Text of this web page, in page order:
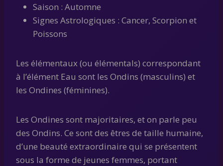
Saison : Automne
Signes Astrologiques : Cancer, Scorpion et
Poissons
Les élémentaux (ou élémentals) correspondant
à l’élément Eau sont les Ondins (masculins) et
les Ondines (féminines).
Les Ondines sont majoritaires, et on parle peu
des Ondins. Ce sont des êtres de taille humaine,
d’une beauté extraordinaire qui se présentent
sous la forme de jeunes femmes, portant